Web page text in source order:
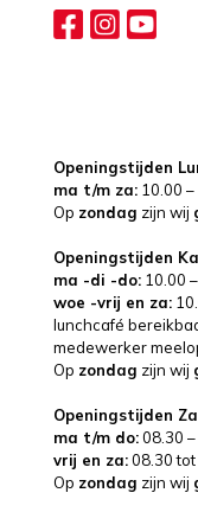
Openingstijden
ma t/m za: 10.00
Op zondag zijn wij
Openingstijden
ma -di -do: 10.00
woe -vrij en za:
lunchcafé
medewerker
Op zondag zijn wij
Openingstijden
ma t/m do:08.30
vrij en za:08.30
Op zondag zijn wij